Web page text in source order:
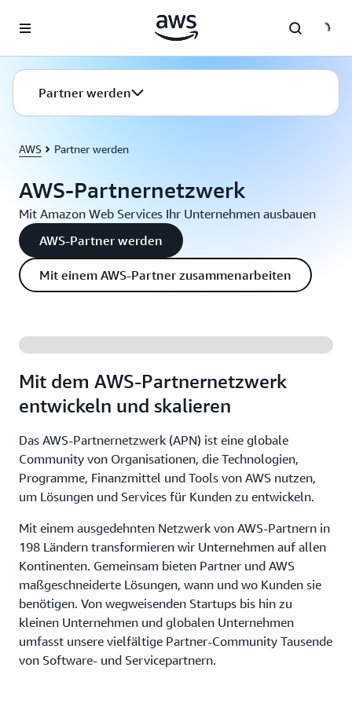
Überspringen zum Hauptinhalt
Partner werden
AWS Partner werden
AWS-Partnernetzwerk
Mit Amazon Web Services Ihr Unternehmen ausbauen
AWS-Partner werden
Mit einem AWS-Partner zusammenarbeiten
Mit dem AWS-Partnernetzwerk
entwickeln und skalieren
Das AWS-Partnernetzwerk (APN) ist eine globale
Community von Organisationen, die Technologien,
Programme, Finanzmittel und Tools von AWS nutzen,
um Lösungen und Services für Kunden zu entwickeln.
Mit einem ausgedehnten Netzwerk von AWS-Partnern in
198 Ländern transformieren wir Unternehmen auf allen
Kontinenten. Gemeinsam bieten Partner und AWS
maßgeschneiderte Lösungen, wann und wo Kunden sie
benötigen. Von wegweisenden Startups bis hin zu
kleinen Unternehmen und globalen Unternehmen
umfasst unsere vielfältige Partner-Community Tausende
von Software- und Servicepartnern.